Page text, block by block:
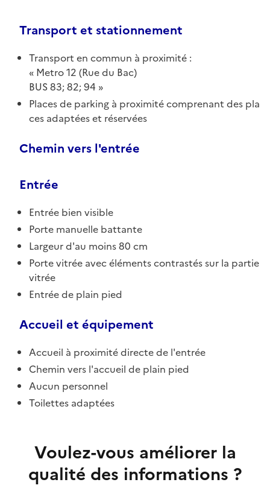
Transport et stationnement
Transport en commun à proximité :
Metro 12 (Rue du Bac)
BUS 83; 82; 94
Places de parking à proximité comprenant des pla
ces adaptées et réservées
Chemin vers l'entrée
Entrée
Entrée bien visible
Porte manuelle battante
Largeur d'au moins 80 cm
Porte vitrée avec éléments contrastés sur la partie
vitrée
Entrée de plain pied
Accueil et équipement
Accueil à proximité directe de l'entrée
Chemin vers l'accueil de plain pied
Aucun personnel
Toilettes adaptées
Voulez-vous améliorer la
qualité des informations ?